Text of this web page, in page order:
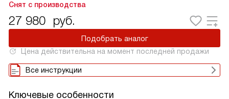
Снят с производства
27 980 руб.
Подобрать аналог
Цена действительна на момент последней продажи
Все инструкции
Ключевые особенности